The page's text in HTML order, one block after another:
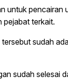
untuk pencairan
pejabat terkait.
sudah
sudah selesai